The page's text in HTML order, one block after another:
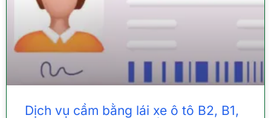
Dịch vụ cầm bằng lái xe ô tô B2, B1,